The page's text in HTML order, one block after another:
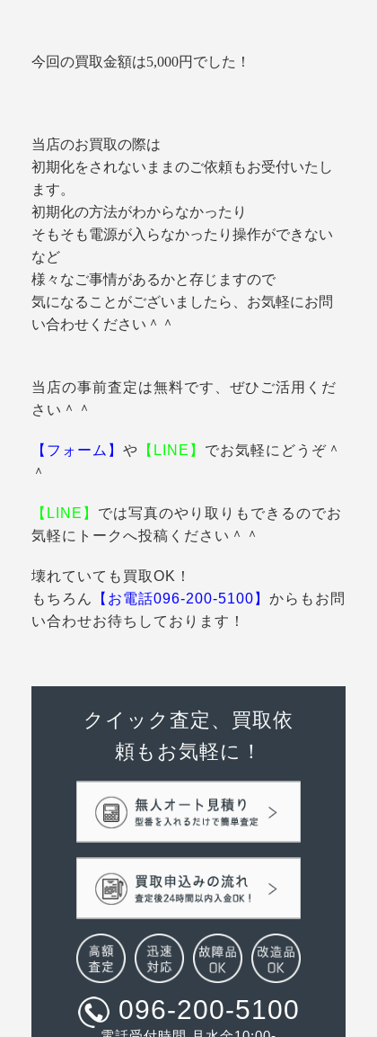
今回の買取金額は5,000円でした！
当店のお買取の際は
初期化をされないままのご依頼もお受付いたし
ます。
初期化の方法がわからなかったり
そもそも電源が入らなかったり操作ができない
など
様々なご事情があるかと存じますので
気になることがございましたら、お気軽にお問
い合わせください＾＾
当店の事前査定は無料です、ぜひご活用くだ
さい＾＾
【フォーム】 や 【LINE】 でお気軽にどうぞ＾
＾
【LINE】 では写真のやり取りもできるのでお
気軽にトークへ投稿ください＾＾
壊れていても買取OK！
もちろん
【お電話096-200-5100】 からもお問
い合わせお待ちしております！
クイック査定、買取依
頼もお気軽に！
096-200-5100